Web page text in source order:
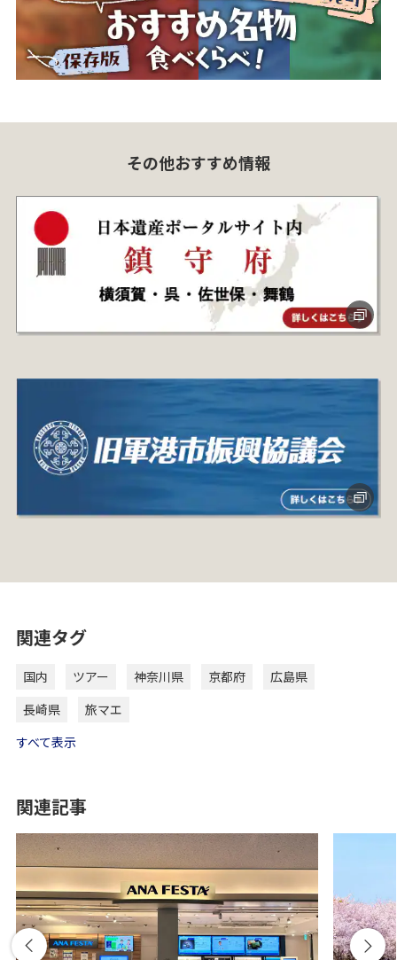
その他おすすめ情報
関連タグ
国内 ツアー 神奈川県 京都府
広島県
長崎県
旅マエ
すべて表示
関連記事